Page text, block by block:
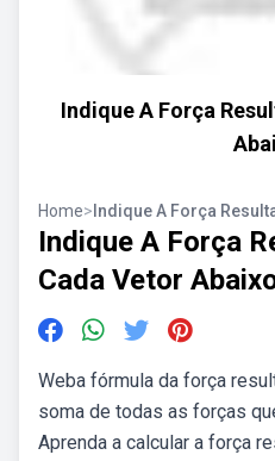
Indique A Força
Home> Indique A Força
Indique A Força
Cada Vetor
Weba fórmula da força
soma de todas as forças
Aprenda a calcular a força